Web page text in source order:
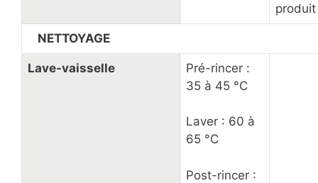
produit
NETTOYAGE
Lave-vaisselle
Pré-rincer :
35 à 45 °C
Laver : 60 à
65 °C
Post-rincer :